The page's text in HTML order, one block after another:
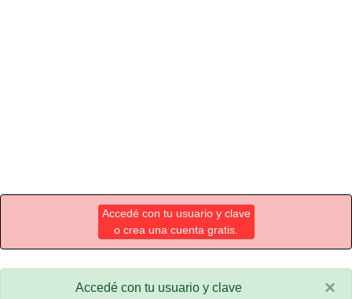
Accedé con tu usuario y clave
o crea una cuenta gratis.
Accedé con tu usuario y clave
×